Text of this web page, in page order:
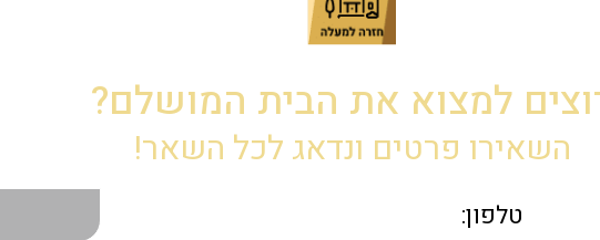
למצוא את הבית המושלם?
השאירו פרטים ונדאג לכל השאר!